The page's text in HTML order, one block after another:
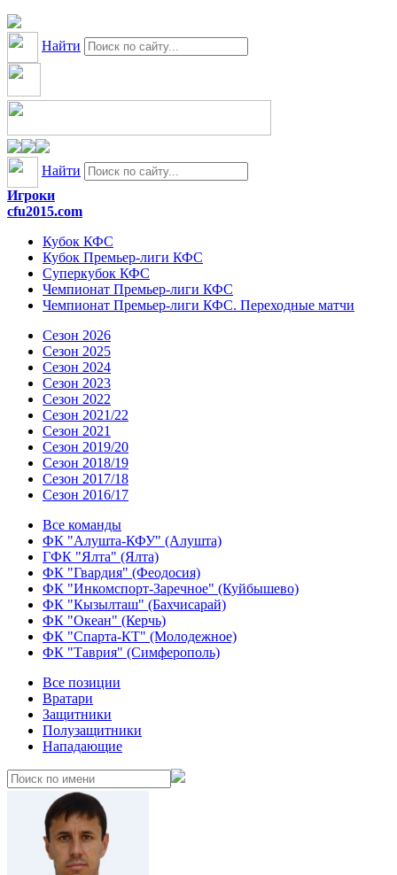
Найти
Найти
Игроки
cfu2015.com
Кубок КФС
Кубок Премьер-лиги КФС
Суперкубок КФС
Чемпионат Премьер-лиги КФС
Чемпионат Премьер-лиги КФС. Переходные матчи
Сезон 2026
Сезон 2025
Сезон 2024
Сезон 2023
Сезон 2022
Сезон 2021/22
Сезон 2021
Сезон 2019/20
Сезон 2018/19
Сезон 2017/18
Сезон 2016/17
Все команды
ФК "Алушта-КФУ" (Алушта)
ГФК "Ялта" (Ялта)
ФК "Гвардия" (Феодосия)
ФК "Инкомспорт-Заречное" (Куйбышево)
ФК "Кызылташ" (Бахчисарай)
ФК "Океан" (Керчь)
ФК "Спарта-КТ" (Молодежное)
ФК "Таврия" (Симферополь)
Все позиции
Вратари
Защитники
Полузащитники
Нападающие